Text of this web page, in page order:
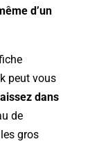
d’un
peut vous
dans
de
gros